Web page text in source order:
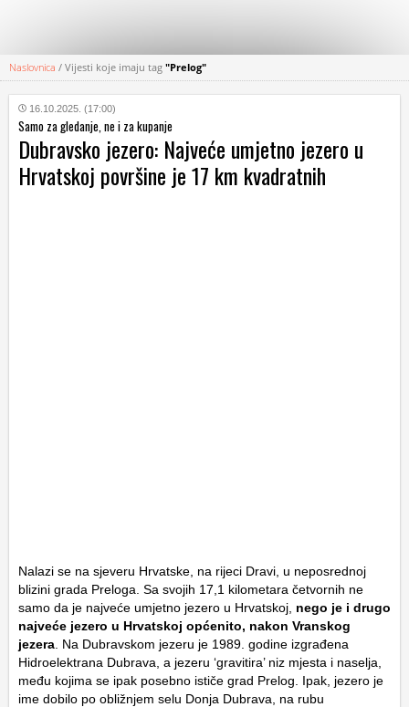
KATEGORIJE
HRVATSKI
WEB
Naslovnica / Vijesti koje imaju tag "Prelog"
16.10.2025. (17:00)
Samo za gledanje, ne i za kupanje
Dubravsko jezero: Najveće umjetno jezero u
Hrvatskoj površine je 17 km kvadratnih
Nalazi se na sjeveru Hrvatske, na rijeci Dravi, u neposrednoj
blizini grada Preloga. Sa svojih 17,1 kilometara četvornih ne
samo da je najveće umjetno jezero u Hrvatskoj, nego je i drugo
najveće jezero u Hrvatskoj općenito, nakon Vranskog
jezera . Na Dubravskom jezeru je 1989. godine izgrađena
Hidroelektrana Dubrava, a jezeru ‘gravitira’ niz mjesta i naselja,
među kojima se ipak posebno ističe grad Prelog. Ipak, jezero je
ime dobilo po obližnjem selu Donja Dubrava, na rubu